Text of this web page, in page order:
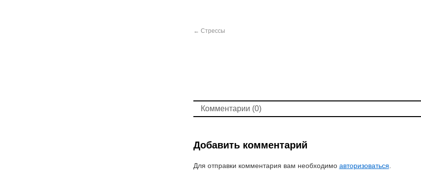
← Стрессы
Комментарии (0)
Добавить комментарий
Для отправки комментария вам необходимо авторизоваться